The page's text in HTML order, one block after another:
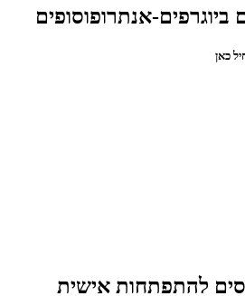
אנתרופוסופים
כאן
להתפתחות אישית